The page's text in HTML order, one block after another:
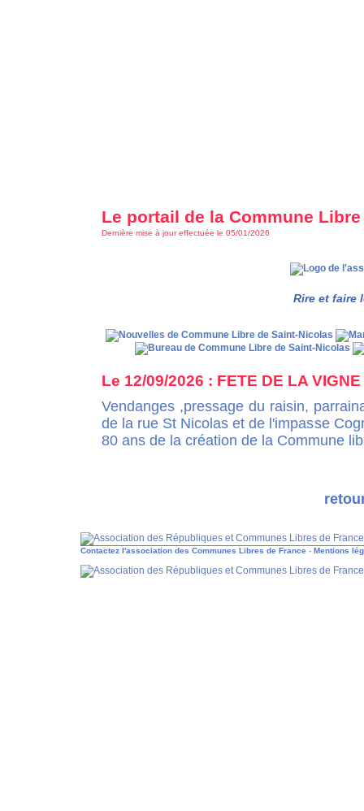
Le portail de la Commune
Dernière mise à jour effectuée le 05/01/2026
Rire et faire
Le 12/09/2026 : FETE DE LA VIGNE
Vendanges ,pressage du raisin,
de la rue St Nicolas et de l'impasse
80 ans de la création de la Commune
Contactez l'association des Communes Libres de France - Mentions